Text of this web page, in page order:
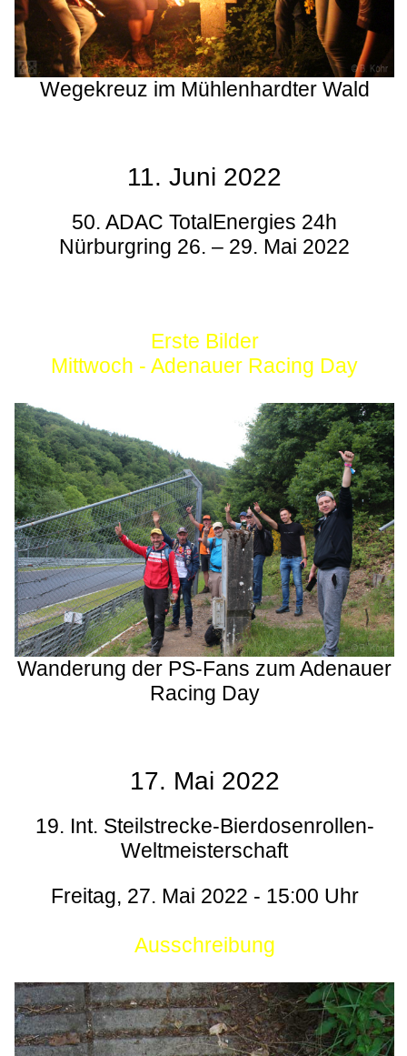
Wegekreuz im Mühlenhardter Wald
11. Juni 2022
50. ADAC TotalEnergies 24h
Nürburgring 26. – 29. Mai 2022
Erste Bilder
Mittwoch - Adenauer Racing Day
Wanderung der PS-Fans zum Adenauer
Racing Day
17. Mai 2022
19. Int. Steilstrecke-Bierdosenrollen-
Weltmeisterschaft
Freitag, 27. Mai 2022 - 15:00 Uhr
Ausschreibung